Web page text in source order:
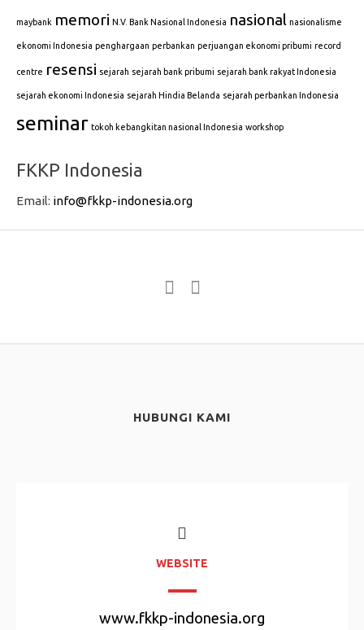
maybank memori N.V. Bank Nasional Indonesia nasional nasionalisme
ekonomi Indonesia penghargaan perbankan perjuangan ekonomi pribumi record
centre resensi sejarah sejarah bank pribumi sejarah bank rakyat Indonesia
sejarah ekonomi Indonesia sejarah Hindia Belanda sejarah perbankan Indonesia
seminar tokoh kebangkitan nasional Indonesia workshop
FKKP Indonesia
Email: info@fkkp-indonesia.org
HUBUNGI KAMI
WEBSITE
www.fkkp-indonesia.org